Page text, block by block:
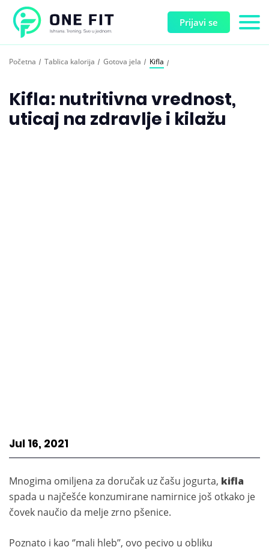
Prijavi se
Početna Tablica kalorija Gotova jela Kifla
Kifla: nutritivna vrednost,
uticaj na zdravlje i kilažu
Jul 16, 2021
Mnogima omiljena za doručak uz čašu jogurta, kifla
spada u najčešće konzumirane namirnice još otkako je
čovek naučio da melje zrno pšenice.
Poznato i kao ‘’mali hleb’’, ovo pecivo u obliku